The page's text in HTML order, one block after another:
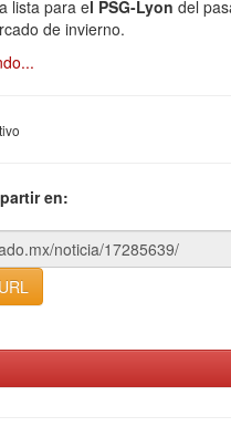
lista para el PSG-Lyon del
de invierno.
en: